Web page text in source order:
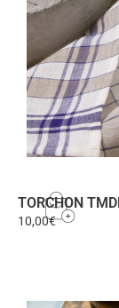
TORCHON
10,00€